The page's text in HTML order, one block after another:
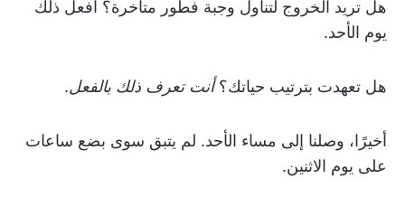
هل تريد الخروج لتناول وجبة فطور متأخرة؟ افعل ذلك
يوم الأحد.
هل تعهدت بترتيب حياتك؟أنت تعرف ذلك بالفعل.
أخيرًا، وصلنا إلى مساء الأحد. لم يتبق سوى بضع ساعات
على يوم الاثنين.